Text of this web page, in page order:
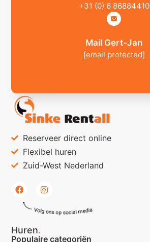
Reserveer direct online
Flexibel huren
Zuid-West Nederland
Huren.
Populaire categoriën
+31 (0) 6 86884410
Mail Gert-Jan
[email protected]